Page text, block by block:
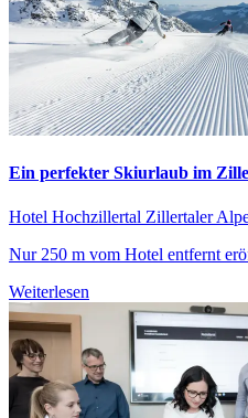
Ein perfekter Skiurlaub im
Hotel Hochzillertal Zillertaler
Nur 250 m vom Hotel entfernt
Weiterlesen